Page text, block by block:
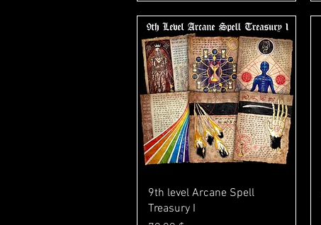
Γρήγορη προβολή
9th level Arcane Spell
Treasury I